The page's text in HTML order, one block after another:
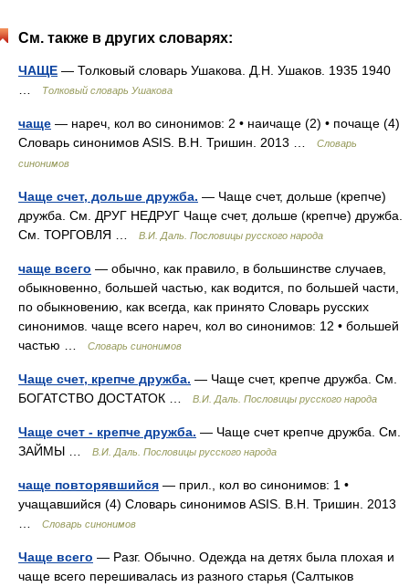
См. также в других словарях:
ЧАЩЕ — Толковый словарь Ушакова. Д.Н. Ушаков. 1935 1940
Толковый словарь Ушакова
чаще — нареч, кол во синонимов: 2 • наичаще (2) • почаще (4)
Словарь синонимов ASIS. В.Н. Тришин. 2013 …
Словарь
синонимов
Чаще счет, дольше дружба. — Чаще счет, дольше (крепче)
дружба. См. ДРУГ НЕДРУГ Чаще счет, дольше (крепче) дружба.
См. ТОРГОВЛЯ …
В.И. Даль. Пословицы русского народа
чаще всего — обычно, как правило, в большинстве случаев,
обыкновенно, большей частью, как водится, по большей части,
по обыкновению, как всегда, как принято Словарь русских
синонимов. чаще всего нареч, кол во синонимов: 12 • большей
частью …
Словарь синонимов
Чаще счет, крепче дружба. — Чаще счет, крепче дружба. См.
БОГАТСТВО ДОСТАТОК …
В.И. Даль. Пословицы русского народа
Чаще счет - крепче дружба. — Чаще счет крепче дружба. См.
ЗАЙМЫ …
В.И. Даль. Пословицы русского народа
чаще повторявшийся — прил., кол во синонимов: 1 •
учащавшийся (4) Словарь синонимов ASIS. В.Н. Тришин. 2013
Словарь синонимов
Чаще всего — Разг. Обычно. Одежда на детях была плохая и
чаще всего перешивалась из разного старья (Салтыков